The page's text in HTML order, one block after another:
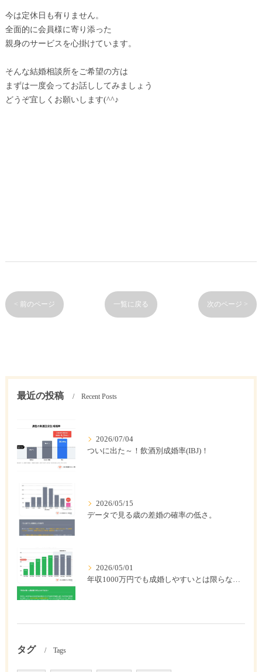
今は定休日も有りません。
全面的に会員様に寄り添った
親身のサービスを心掛けています。
そんな結婚相談所をご希望の方は
まずは一度会ってお話ししてみましょう
どうぞ宜しくお願いします(^^♪
< 前のページ 一覧に戻る 次のページ >
最近の投稿 Recent Posts
2026/07/04
ついに出た～！飲酒別成婚率(IBJ)！
2026/05/15
データで見る歳の差婚の確率の低さ。
2026/05/01
年収1000万円でも成婚しやすいとは限らない? 「年収帯別の成婚率」のリアル
タグ Tags